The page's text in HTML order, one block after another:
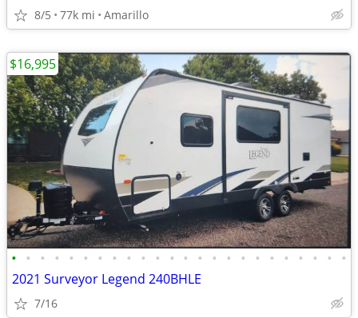
8/5 77k mi Amarillo
• • • • • • • • • • • • • • • • • • • • • • • •
2021 Surveyor Legend 240BHLE
7/16
$16,995